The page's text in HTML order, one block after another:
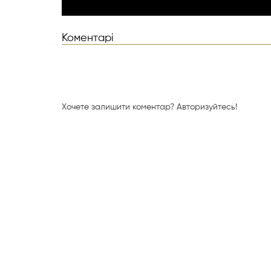
Коментарі
Хочете залишити коментар? Авторизуйтесь!